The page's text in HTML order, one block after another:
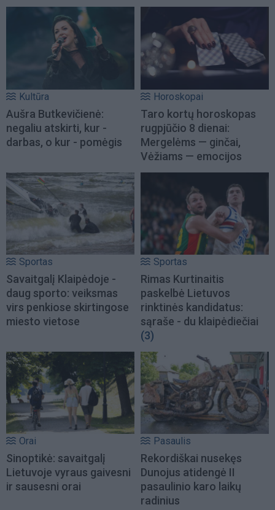
Kultūra
Aušra Butkevičienė:
negaliu atskirti, kur -
darbas, o kur - pomėgis
Horoskopai
Taro kortų horoskopas
rugpjūčio 8 dienai:
Mergelėms — ginčai,
Vėžiams — emocijos
Sportas
Savaitgalį Klaipėdoje -
daug sporto: veiksmas
virs penkiose skirtingose
miesto vietose
Sportas
Rimas Kurtinaitis
paskelbė Lietuvos
rinktinės kandidatus:
sąraše - du klaipėdiečiai
(3)
Orai
Sinoptikė: savaitgalį
Lietuvoje vyraus gaivesni
ir sausesni orai
Pasaulis
Rekordiškai nusekęs
Dunojus atidengė II
pasaulinio karo laikų
radinius